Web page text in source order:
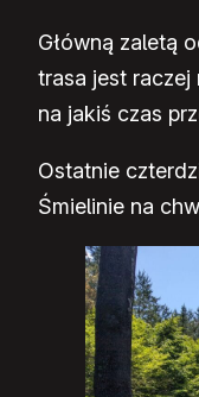
Główną zaletą
trasa jest
na jakiś czas
Ostatnie
Śmielinie na